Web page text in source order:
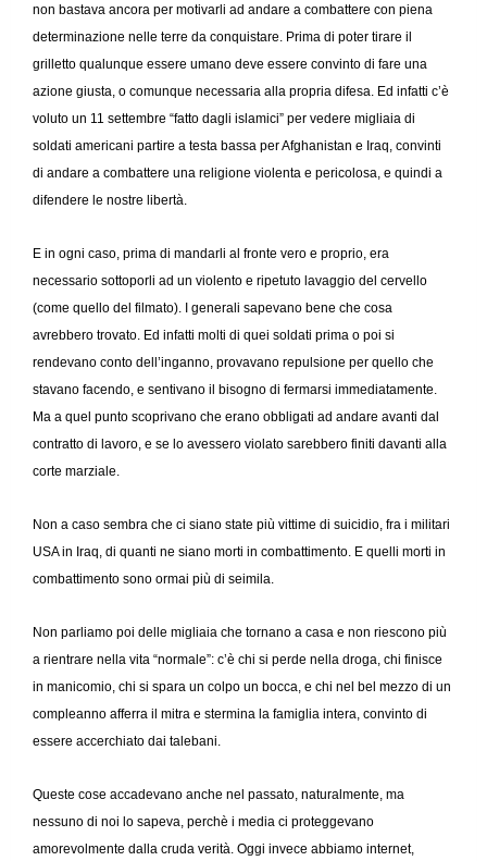
non bastava ancora per motivarli ad andare a combattere con piena
determinazione nelle terre da conquistare. Prima di poter tirare il
grilletto qualunque essere umano deve essere convinto di fare una
azione giusta, o comunque necessaria alla propria difesa. Ed infatti c’è
voluto un 11 settembre “fatto dagli islamici” per vedere migliaia di
soldati americani partire a testa bassa per Afghanistan e Iraq, convinti
di andare a combattere una religione violenta e pericolosa, e quindi a
difendere le nostre libertà.
E in ogni caso, prima di mandarli al fronte vero e proprio, era
necessario sottoporli ad un violento e ripetuto lavaggio del cervello
(come quello del filmato). I generali sapevano bene che cosa
avrebbero trovato. Ed infatti molti di quei soldati prima o poi si
rendevano conto dell’inganno, provavano repulsione per quello che
stavano facendo, e sentivano il bisogno di fermarsi immediatamente.
Ma a quel punto scoprivano che erano obbligati ad andare avanti dal
contratto di lavoro, e se lo avessero violato sarebbero finiti davanti alla
corte marziale.
Non a caso sembra che ci siano state più vittime di suicidio, fra i militari
USA in Iraq, di quanti ne siano morti in combattimento. E quelli morti in
combattimento sono ormai più di seimila.
Non parliamo poi delle migliaia che tornano a casa e non riescono più
a rientrare nella vita “normale”: c’è chi si perde nella droga, chi finisce
in manicomio, chi si spara un colpo un bocca, e chi nel bel mezzo di un
compleanno afferra il mitra e stermina la famiglia intera, convinto di
essere accerchiato dai talebani.
Queste cose accadevano anche nel passato, naturalmente, ma
nessuno di noi lo sapeva, perchè i media ci proteggevano
amorevolmente dalla cruda verità. Oggi invece abbiamo internet,